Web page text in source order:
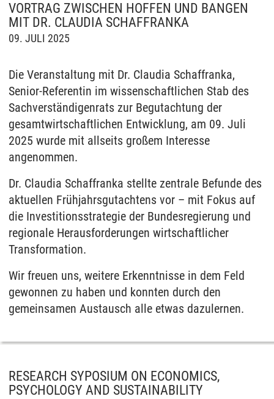
VORTRAG ZWISCHEN HOFFEN UND BANGEN
MIT DR. CLAUDIA SCHAFFRANKA
09. JULI 2025
Die Veranstaltung mit Dr. Claudia Schaffranka,
Senior-Referentin im wissenschaftlichen Stab des
Sachverständigenrats zur Begutachtung der
gesamtwirtschaftlichen Entwicklung, am 09. Juli
2025 wurde mit allseits großem Interesse
angenommen.
Dr. Claudia Schaffranka stellte zentrale Befunde des
aktuellen Frühjahrsgutachtens vor – mit Fokus auf
die Investitionsstrategie der Bundesregierung und
regionale Herausforderungen wirtschaftlicher
Transformation.
Wir freuen uns, weitere Erkenntnisse in dem Feld
gewonnen zu haben und konnten durch den
gemeinsamen Austausch alle etwas dazulernen.
RESEARCH SYPOSIUM ON ECONOMICS,
PSYCHOLOGY AND SUSTAINABILITY